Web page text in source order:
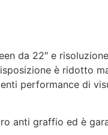
da 22″ e
è ridotto
performance di
anti graffio ed è